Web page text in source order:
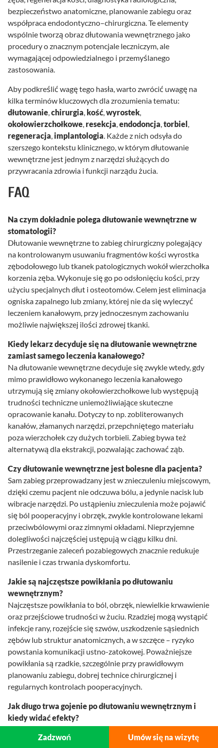
bezpieczeństwo anatomiczne, planowanie zabiegu oraz
współpraca endodontyczno–chirurgiczna. Te elementy
wspólnie tworzą obraz dłutowania wewnętrznego jako
procedury o znacznym potencjale leczniczym, ale
wymagającej odpowiedzialnego i przemyślanego
zastosowania.
Aby podkreślić wagę tego hasła, warto zwrócić uwagę na
kilka terminów kluczowych dla zrozumienia tematu:
dłutowanie,chirurgia, kość,wyrostek,
okołowierzchołkowe, resekcja,endodoncja,torbiel,
regeneracja,implantologia. Każde z nich odsyła do
szerszego kontekstu klinicznego, w którym dłutowanie
wewnętrzne jest jednym z narzędzi służących do
przywracania zdrowia i funkcji narządu żucia.
FAQ
Na czym dokładnie polega dłutowanie wewnętrzne w
stomatologii?
Dłutowanie wewnętrzne to zabieg chirurgiczny polegający
na kontrolowanym usuwaniu fragmentów kości wyrostka
zębodołowego lub tkanek patologicznych wokół wierzchołka
korzenia zęba. Wykonuje się go po odsłonięciu kości, przy
użyciu specjalnych dłut i osteotomów. Celem jest eliminacja
ogniska zapalnego lub zmiany, której nie da się wyleczyć
leczeniem kanałowym, przy jednoczesnym zachowaniu
możliwie największej ilości zdrowej tkanki.
Kiedy lekarz decyduje się na dłutowanie wewnętrzne
zamiast samego leczenia kanałowego?
Na dłutowanie wewnętrzne decyduje się zwykle wtedy, gdy
mimo prawidłowo wykonanego leczenia kanałowego
utrzymują się zmiany okołowierzchołkowe lub występują
trudności techniczne uniemożliwiające skuteczne
opracowanie kanału. Dotyczy to np. zobliterowanych
kanałów, złamanych narzędzi, przepchniętego materiału
poza wierzchołek czy dużych torbieli. Zabieg bywa też
alternatywą dla ekstrakcji, pozwalając zachować ząb.
Czy dłutowanie wewnętrzne jest bolesne dla pacjenta?
Sam zabieg przeprowadzany jest w znieczuleniu miejscowym,
dzięki czemu pacjent nie odczuwa bólu, a jedynie nacisk lub
wibracje narzędzi. Po ustąpieniu znieczulenia może pojawić
się ból pooperacyjny i obrzęk, zwykle kontrolowane lekami
przeciwbólowymi oraz zimnymi okładami. Nieprzyjemne
dolegliwości najczęściej ustępują w ciągu kilku dni.
Przestrzeganie zaleceń pozabiegowych znacznie redukuje
nasilenie i czas trwania dyskomfortu.
Jakie są najczęstsze powikłania po dłutowaniu
wewnętrznym?
Najczęstsze powikłania to ból, obrzęk, niewielkie krwawienie
oraz przejściowe trudności w żuciu. Rzadziej mogą wystąpić
infekcje rany, rozejście się szwów, uszkodzenie sąsiednich
zębów lub struktur anatomicznych, a w szczęce – ryzyko
powstania komunikacji ustno-zatokowej. Poważniejsze
powikłania są rzadkie, szczególnie przy prawidłowym
planowaniu zabiegu, dobrej technice chirurgicznej i
regularnych kontrolach pooperacyjnych.
Jak długo trwa gojenie po dłutowaniu wewnętrznym i
kiedy widać efekty?
Gojenie tkanek miękkich trwa zwykle od jednego do kilku
tygodni, a szwy usuwa się najczęściej po 7–10 dniach. Proces
Zadzwoń Umów się na wizytę